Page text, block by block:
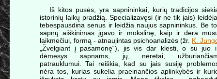
Iš kitos pusės, yra sapnininkai, kurių tradicijos
istorinių laikų pradžią. Specializavęsi (ir ne tik jais)
tebespausdina senus ir leidžia naujus sapnininkus. Be
sapnų aiškinimas įgavo ir mokslinę, kaip ir dera
laikmečiui, formą - atnaujintas psichoanalizės (žr. K.
„Žvelgiant į pasamonę“), jis vis dar klesti, o su juo
dėmesys sapnams, jų, neretai,
patrauklumui. Tai reiškia, kad su jais susiję
nėra tos, kurias sukelia praeinančios aplinkybės ir